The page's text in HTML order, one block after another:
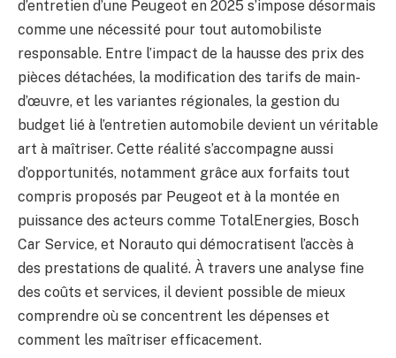
d’entretien d’une Peugeot en 2025 s’impose désormais
comme une nécessité pour tout automobiliste
responsable. Entre l’impact de la hausse des prix des
pièces détachées, la modification des tarifs de main-
d’œuvre, et les variantes régionales, la gestion du
budget lié à l’entretien automobile devient un véritable
art à maîtriser. Cette réalité s’accompagne aussi
d’opportunités, notamment grâce aux forfaits tout
compris proposés par Peugeot et à la montée en
puissance des acteurs comme TotalEnergies, Bosch
Car Service, et Norauto qui démocratisent l’accès à
des prestations de qualité. À travers une analyse fine
des coûts et services, il devient possible de mieux
comprendre où se concentrent les dépenses et
comment les maîtriser efficacement.